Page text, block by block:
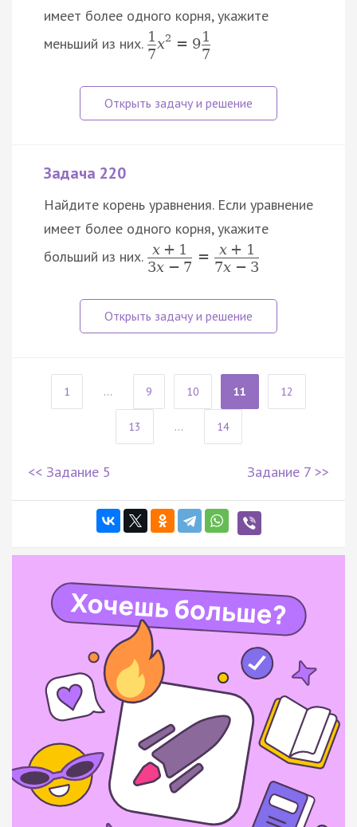
имеет более одного корня, укажите
меньший из них. 1
7
x2 = 91
7
Задача 220
Найдите корень уравнения. Если уравнение
имеет более одного корня, укажите
больший из них. x + 1
3x − 7
= x + 1
7x − 3
1 ... 9 10 11 12
13 ... 14
<< Задание 5 Задание 7 >>